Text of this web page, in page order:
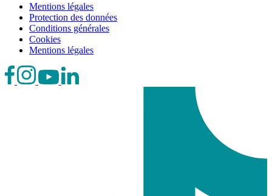
Mentions légales
Protection des données
Conditions générales
Cookies
Mentions légales